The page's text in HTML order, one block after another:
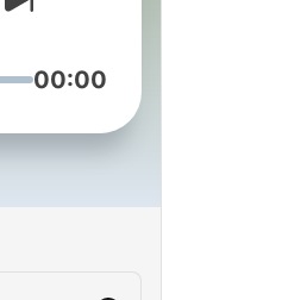
00:00